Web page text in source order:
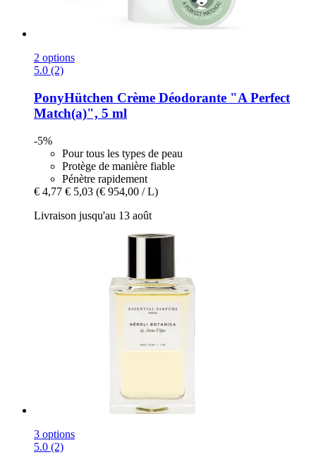
2 options
5.0 (2)
PonyHütchen Crème Déodorante "A Perfect
Match(a)", 5 ml
-5%
Pour tous les types de peau
Protège de manière fiable
Pénètre rapidement
€ 4,77 € 5,03 (€ 954,00 / L)
Livraison jusqu'au 13 août
3 options
5.0 (2)